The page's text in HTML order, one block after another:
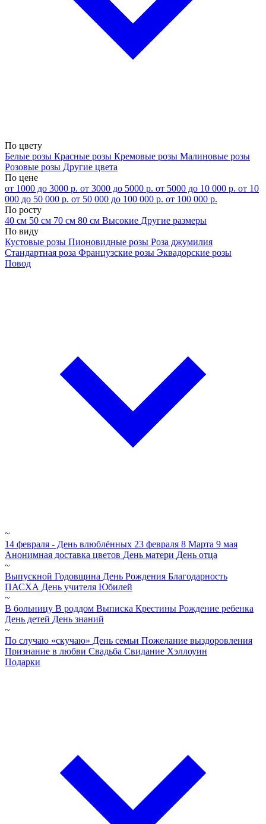
По цвету
Белые розы Красные розы Кремовые розы Малиновые розы
Розовые розы Другие цвета
По цене
от 1000 до 3000 р. от 3000 до 5000 р. от 5000 до 10 000 р. от 10
000 до 50 000 р. от 50 000 до 100 000 р. от 100 000 р.
По росту
40 см 50 см 70 см 80 см Высокие Другие размеры
По виду
Кустовые розы Пионовидные розы Роза джумилия
Стандартная роза Французские розы Эквадорские розы
Повод
~
14 февраля - День влюблённых 23 февраля 8 Марта 9 мая
Анонимная доставка цветов День матери День отца
~
Выпускной Годовщина День Рождения Благодарность
ПАСХА День учителя Юбилей
~
В больницу В роддом Выписка Крестины Рождение ребенка
День детей День знаний
~
По случаю «скучаю» День семьи Пожелание выздоровления
Признание в любви Свадьба Свидание Хэллоуин
Подарки